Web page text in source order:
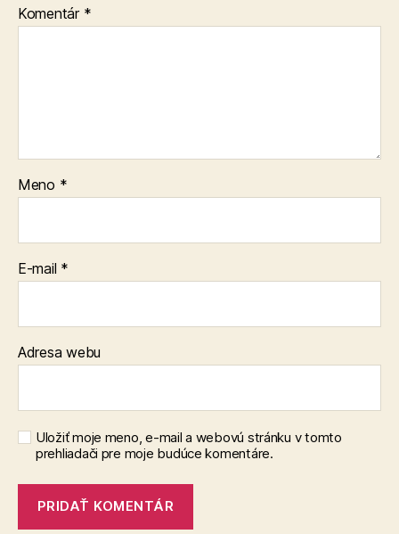
Komentár *
Meno *
E-mail *
Adresa webu
Uložiť moje meno, e-mail a webovú stránku v tomto
prehliadači pre moje budúce komentáre.